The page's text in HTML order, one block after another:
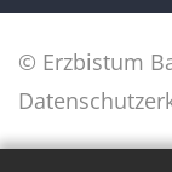
© Erzbistum